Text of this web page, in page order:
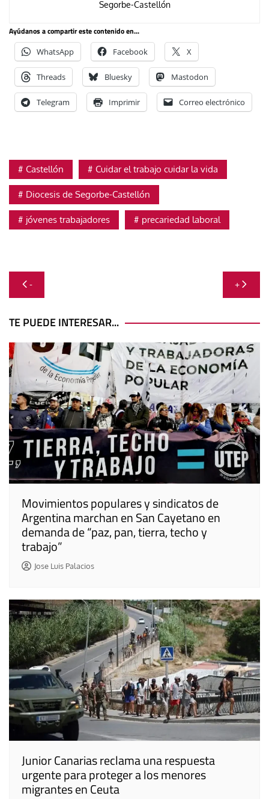
Segorbe-Castellón
Ayúdanos a compartir este contenido en...
WhatsApp Facebook X
Threads Bluesky Mastodon
Telegram Imprimir Correo electrónico
Castellón Cuidar el trabajo cuidar la vida
Diocesis de Segorbe-Castellón
jóvenes trabajadores precariedad laboral
Navegación
de
entradas
- +
TE PUEDE INTERESAR...
Movimientos populares y sindicatos de
Argentina marchan en San Cayetano en
demanda de “paz, pan, tierra, techo y
trabajo”
Jose Luis Palacios
Junior Canarias reclama una respuesta
urgente para proteger a los menores
migrantes en Ceuta